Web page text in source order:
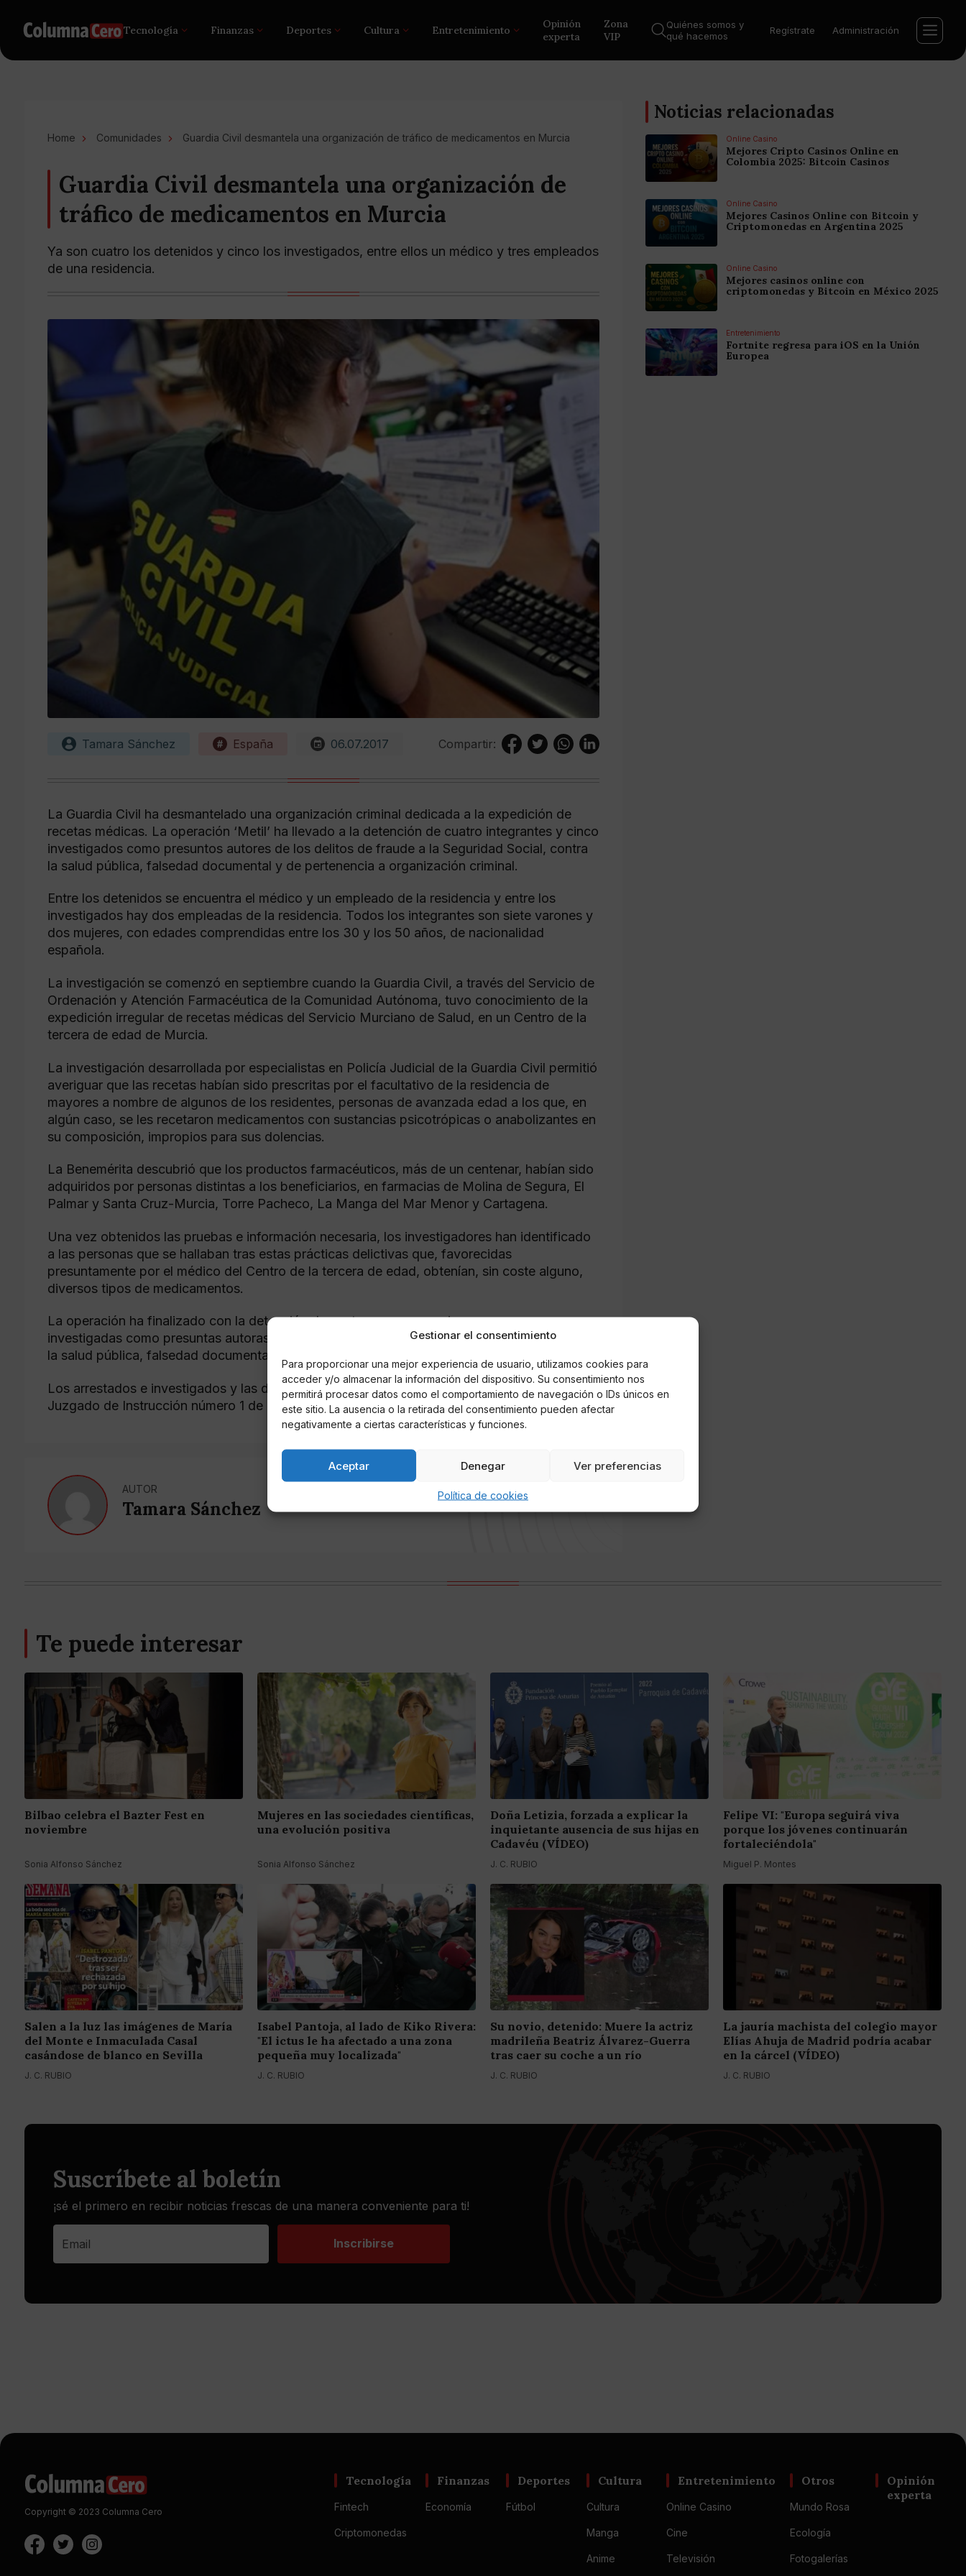
Gestionar el consentimiento
Para proporcionar una mejor experiencia de usuario, utilizamos cookies para
acceder y/o almacenar la información del dispositivo. Su consentimiento nos
permitirá procesar datos como el comportamiento de navegación o IDs únicos en
este sitio. La ausencia o la retirada del consentimiento pueden afectar
negativamente a ciertas características y funciones.
Aceptar Denegar Ver preferencias
Política de cookies
Tecnología Finanzas Deportes Cultura Entretenimiento
Opinión
experta
Zona
VIP
Quiénes somos y
qué hacemos
Regístrate Administración
Home Comunidades Guardia Civil desmantela una organización de tráfico de medicamentos en Murcia
Guardia Civil desmantela una organización de
tráfico de medicamentos en Murcia
Ya son cuatro los detenidos y cinco los investigados, entre ellos un médico y tres empleados
de una residencia.
Tamara Sánchez España 06.07.2017 Compartir:
La Guardia Civil ha desmantelado una organización criminal dedicada a la expedición de
recetas médicas. La operación ‘Metil’ ha llevado a la detención de cuatro integrantes y cinco
investigados como presuntos autores de los delitos de fraude a la Seguridad Social, contra
la salud pública, falsedad documental y de pertenencia a organización criminal.
Entre los detenidos se encuentra el médico y un empleado de la residencia y entre los
investigados hay dos empleadas de la residencia. Todos los integrantes son siete varones y
dos mujeres, con edades comprendidas entre los 30 y los 50 años, de nacionalidad
española.
La investigación se comenzó en septiembre cuando la Guardia Civil, a través del Servicio de
Ordenación y Atención Farmacéutica de la Comunidad Autónoma, tuvo conocimiento de la
expedición irregular de recetas médicas del Servicio Murciano de Salud, en un Centro de la
tercera de edad de Murcia.
La investigación desarrollada por especialistas en Policía Judicial de la Guardia Civil permitió
averiguar que las recetas habían sido prescritas por el facultativo de la residencia de
mayores a nombre de algunos de los residentes, personas de avanzada edad a los que, en
algún caso, se les recetaron medicamentos con sustancias psicotrópicas o anabolizantes en
su composición, impropios para sus dolencias.
La Benemérita descubrió que los productos farmacéuticos, más de un centenar, habían sido
adquiridos por personas distintas a los beneficiarios, en farmacias de Molina de Segura, El
Palmar y Santa Cruz-Murcia, Torre Pacheco, La Manga del Mar Menor y Cartagena.
Una vez obtenidos las pruebas e información necesaria, los investigadores han identificado
a las personas que se hallaban tras estas prácticas delictivas que, favorecidas
presuntamente por el médico del Centro de la tercera de edad, obtenían, sin coste alguno,
diversos tipos de medicamentos.
La operación ha finalizado con la detención de cuatro personas y cinco personas
investigadas como presuntas autoras de los delitos de fraude a la Seguridad Social, contra
la salud pública, falsedad documental y de pertenencia a organización criminal.
Los arrestados e investigados y las diligencias instruidas han sido puestos a disposición del
Juzgado de Instrucción número 1 de Murcia.
AUTOR
Tamara Sánchez
Noticias relacionadas
Online Casino
Mejores Cripto Casinos Online en
Colombia 2025: Bitcoin Casinos
Online Casino
Mejores Casinos Online con Bitcoin y
Criptomonedas en Argentina 2025
Online Casino
Mejores casinos online con
criptomonedas y Bitcoin en México 2025
Entretenimiento
Fortnite regresa para iOS en la Unión
Europea
Te puede interesar
Bilbao celebra el Bazter Fest en
noviembre
Sonia Alfonso Sánchez
Mujeres en las sociedades científicas,
una evolución positiva
Sonia Alfonso Sánchez
Doña Letizia, forzada a explicar la
inquietante ausencia de sus hijas en
Cadavéu (VÍDEO)
J. C. RUBIO
Felipe VI: "Europa seguirá viva
porque los jóvenes continuarán
fortaleciéndola"
Miguel P. Montes
Salen a la luz las imágenes de María
del Monte e Inmaculada Casal
casándose de blanco en Sevilla
J. C. RUBIO
Isabel Pantoja, al lado de Kiko Rivera:
"El ictus le ha afectado a una zona
pequeña muy localizada"
J. C. RUBIO
Su novio, detenido: Muere la actriz
madrileña Beatriz Álvarez-Guerra
tras caer su coche a un río
J. C. RUBIO
La jauría machista del colegio mayor
Elías Ahuja de Madrid podría acabar
en la cárcel (VÍDEO)
J. C. RUBIO
Suscríbete al boletín
¡sé el primero en recibir noticias frescas de una manera conveniente para ti!
Inscribirse
Copyright © 2023 Columna Cero
Tecnología
Fintech
Criptomonedas
Finanzas
Economía
Deportes
Fútbol
Cultura
Cultura
Manga
Anime
Entretenimiento
Online Casino
Cine
Televisión
Otros
Mundo Rosa
Ecología
Fotogalerías
Opinión
experta